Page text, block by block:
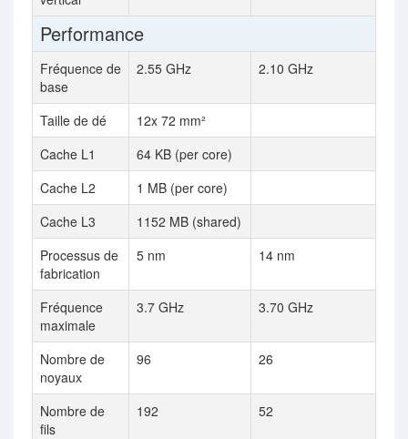
Performance
Fréquence de
base
2.55 GHz 2.10 GHz
Taille de dé
12x 72 mm²
Cache L1
64 KB (per core)
Cache L2
1 MB (per core)
Cache L3
1152 MB (shared)
Processus de
fabrication
5 nm 14 nm
Fréquence
maximale
3.7 GHz 3.70 GHz
Nombre de
noyaux
96 26
Nombre de
fils
192 52